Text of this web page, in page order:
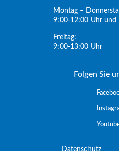
Montag –
9:00-12:00 Uhr und
Freitag:
9:00-13:00 Uhr
Folgen Sie
Datenschutz